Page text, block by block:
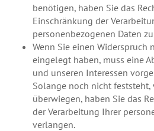
benötigen, haben Sie das
Einschränkung der
personenbezogenen Daten
Wenn Sie einen Widerspruch
eingelegt haben, muss eine
und unseren Interessen
Solange noch nicht feststeht,
überwiegen, haben Sie das
der Verarbeitung Ihrer
verlangen.